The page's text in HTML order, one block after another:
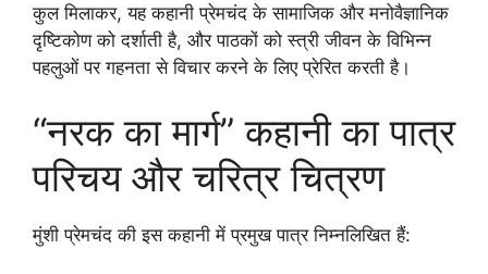
कुल मिलाकर, यह कहानी प्रेमचंद के सामाजिक और मनोवैज्ञानिक
दृष्टिकोण को दर्शाती है, और पाठकों को स्त्री जीवन के विभिन्न
पहलुओं पर गहनता से विचार करने के लिए प्रेरित करती है।
“नरक का मार्ग” कहानी का पात्र
परिचय और चरित्र चित्रण
मुंशी प्रेमचंद की इस कहानी में प्रमुख पात्र निम्नलिखित हैं: